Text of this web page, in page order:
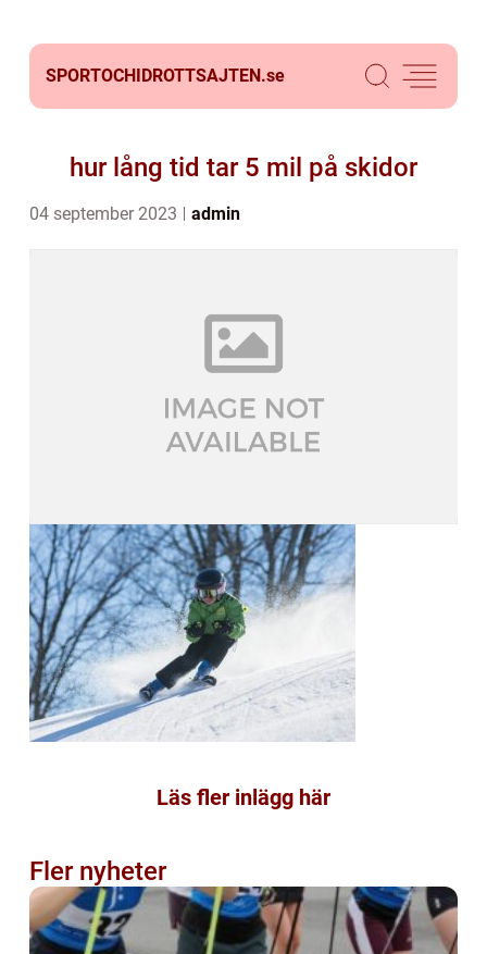
SPORTOCHIDROTTSAJTEN.se
hur lång tid tar 5 mil på skidor
04 september 2023 admin
Läs fler inlägg här
Fler nyheter